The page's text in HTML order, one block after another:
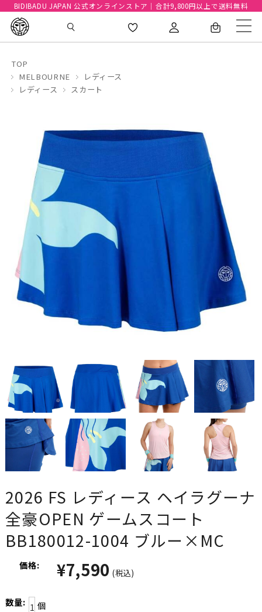
BIDIBADU JAPAN 公式オンラインストア｜合計9,800円以上で送料無料
TOP
MELBOURNE
レディース
レディース
スカート
2026 FS レディース ヘイラグーナ
全豪OPEN ゲームスコート
BB180012-1004 ブルー×MC
価格: ¥7,590 (税込)
数量: 個